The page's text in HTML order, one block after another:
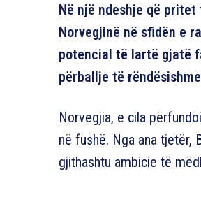
Në një ndeshje që
Norvegjinë në sfidën e
potencial të lartë gjatë
përballje të
Norvegjia, e cila
në fushë. Nga ana tjetër,
gjithashtu ambicie të